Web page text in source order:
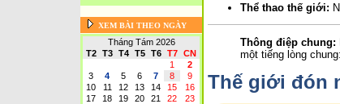
XEM BÀI THEO NGÀY
Tháng Tám 2026
T2
T3 T4 T5 T6 T7
CN
1
2
3
4 5 6 7 8
9
10
11 12 13 14 15
16
17
18 19 20 21 22
23
Thể thao thế giới:
Thông điệp chung:
một tiếng lòng chung:
Thế giới đón